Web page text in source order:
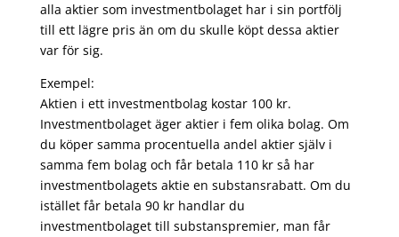
alla aktier som investmentbolaget har i sin portfölj
till ett lägre pris än om du skulle köpt dessa aktier
var för sig.
Exempel:
Aktien i ett investmentbolag kostar 100 kr.
Investmentbolaget äger aktier i fem olika bolag. Om
du köper samma procentuella andel aktier själv i
samma fem bolag och får betala 110 kr så har
investmentbolagets aktie en substansrabatt. Om du
istället får betala 90 kr handlar du
investmentbolaget till substanspremier, man får